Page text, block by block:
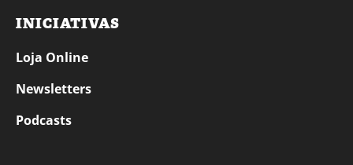
INICIATIVAS
Loja Online
Newsletters
Podcasts